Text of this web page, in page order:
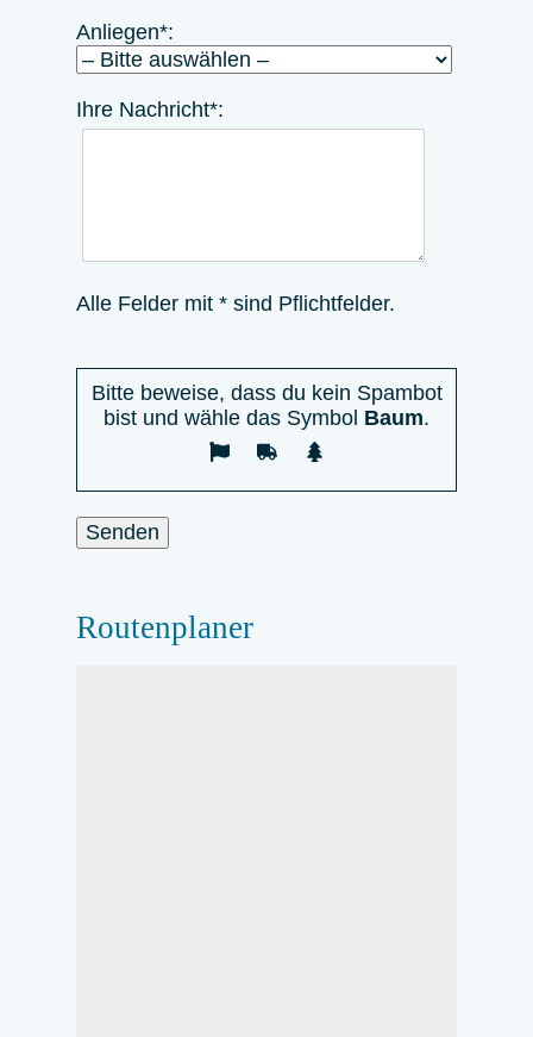
Anliegen*:
Ihre Nachricht*:
Alle Felder mit * sind Pflichtfelder.
lasse
dieses
Feld
Bitte beweise, dass du kein Spambot
bist und wähle das Symbol Baum.
Routenplaner